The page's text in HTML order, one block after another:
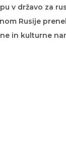
v državo za
Rusije
in kulturne